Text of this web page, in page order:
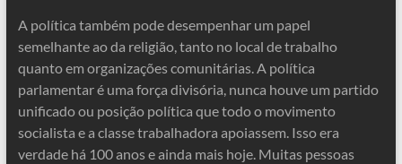
A política também pode desempenhar um papel
semelhante ao da religião, tanto no local de trabalho
quanto em organizações comunitárias. A política
parlamentar é uma força divisória, nunca houve um partido
unificado ou posição política que todo o movimento
socialista e a classe trabalhadora apoiassem. Isso era
verdade há 100 anos e ainda mais hoje. Muitas pessoas